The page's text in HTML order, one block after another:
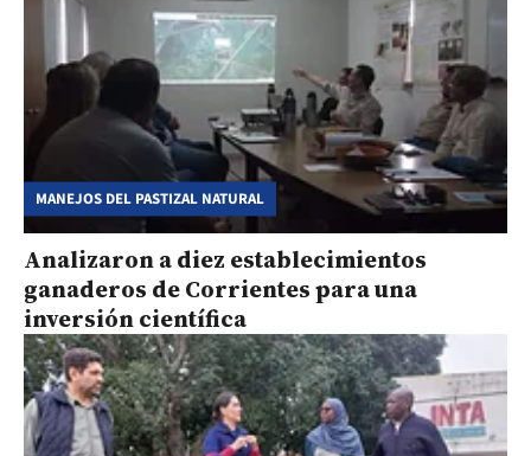
MANEJOS DEL PASTIZAL NATURAL
Analizaron a diez establecimientos
ganaderos de Corrientes para una
inversión científica